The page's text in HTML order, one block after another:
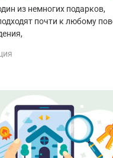
из немногих подарков,
почти к любому